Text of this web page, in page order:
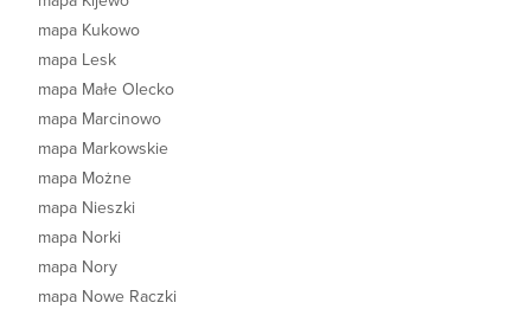
mapa Kukowo
mapa Lesk
mapa Małe Olecko
mapa Marcinowo
mapa Markowskie
mapa Możne
mapa Nieszki
mapa Norki
mapa Nory
mapa Nowe Raczki